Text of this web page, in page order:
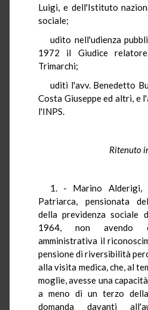
Luigi, e dell'Istituto
sociale;
udito nell'udienza
1972 il Giudice
Trimarchi;
uditi l'avv. Benedetto
Costa Giuseppe ed altri, e
l'INPS.
Ritenuto
1. - Marino Alderigi,
Patriarca, pensionata
della previdenza sociale
1964, non avendo
amministrativa il
pensione di riversibilità
alla visita medica, che, al
moglie, avesse una
a meno di un terzo
domanda davanti